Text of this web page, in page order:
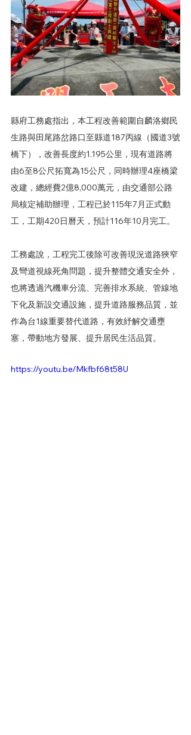
縣府工務處指出，本工程改善範圍自麟洛鄉民
生路與田尾路岔路口至縣道187丙線（國道3號
橋下），改善長度約1.195公里，現有道路將
由6至8公尺拓寬為15公尺，同時辦理4座橋梁
改建，總經費2億8,000萬元，由交通部公路
局核定補助辦理，工程已於115年7月正式動
工，工期420日曆天，預計116年10月完工。
工務處說，工程完工後除可改善現況道路狹窄
及彎道視線死角問題，提升整體交通安全外，
也將透過汽機車分流、完善排水系統、管線地
下化及新設交通設施，提升道路服務品質，並
作為台1線重要替代道路，有效紓解交通壅
塞，帶動地方發展、提升居民生活品質。
https://youtu.be/Mkfbf68t58U